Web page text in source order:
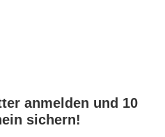
anmelden und 10
sichern!